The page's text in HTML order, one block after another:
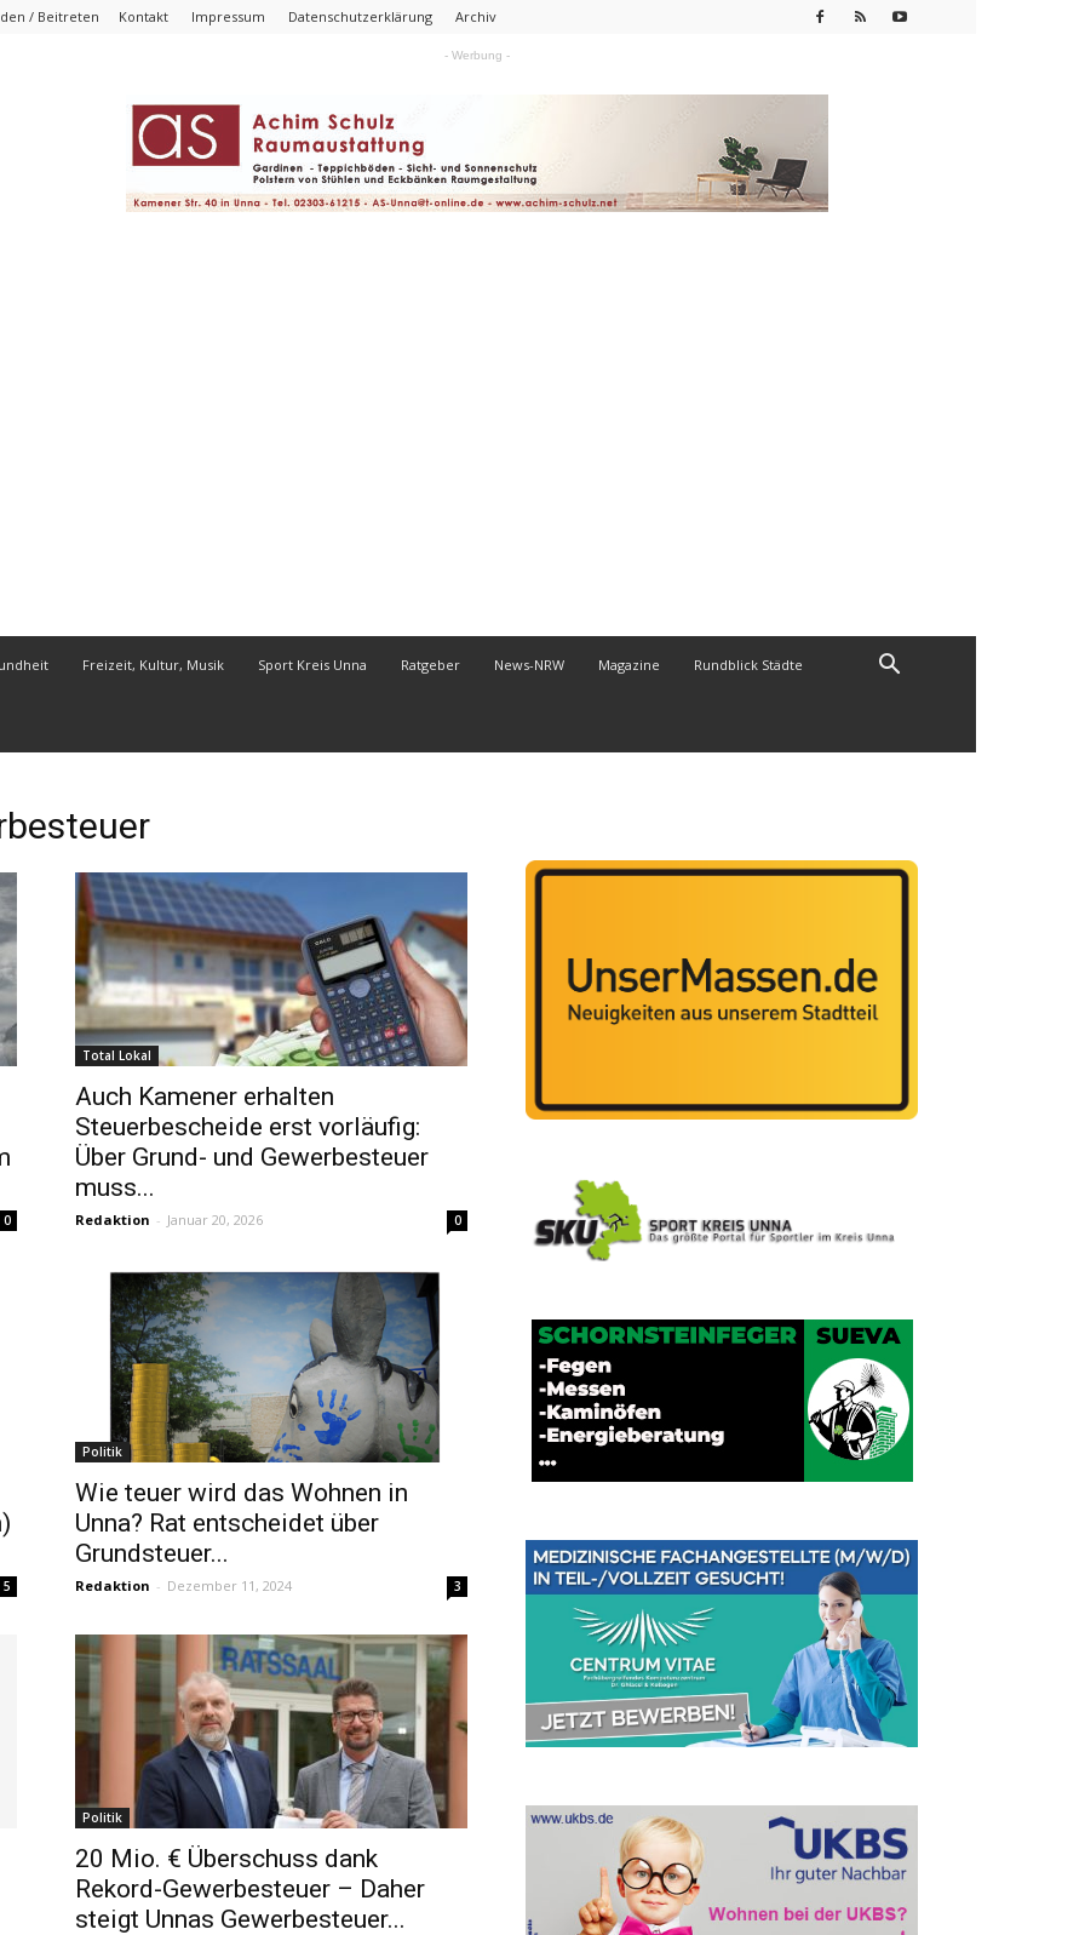
/ Beitreten Kontakt Impressum Datenschutzerklärung Archiv
- Werbung -
Freizeit, Kultur, Musik Sport Kreis Unna Ratgeber News-NRW Magazine Rundblick Städte
0
Total Lokal
Auch Kamener erhalten
Steuerbescheide erst vorläufig:
Über Grund- und Gewerbesteuer
muss...
Redaktion - Januar 20, 2026 0
5
Politik
Wie teuer wird das Wohnen in
Unna? Rat entscheidet über
Grundsteuer...
Redaktion - Dezember 11, 2024 3
Politik
20 Mio. € Überschuss dank
Rekord-Gewerbesteuer – Daher
steigt Unnas Gewerbesteuer...